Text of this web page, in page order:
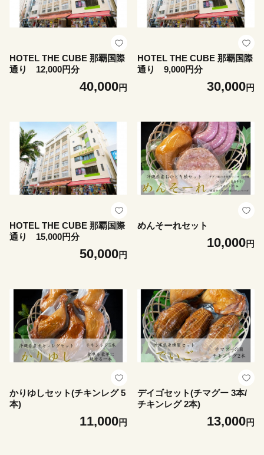
HOTEL THE CUBE 那覇国際
通り 12,000円分
40,000円
HOTEL THE CUBE 那覇国際
通り 9,000円分
30,000円
HOTEL THE CUBE 那覇国際
通り 15,000円分
50,000円
めんそーれセット
10,000円
かりゆしセット(チキンレグ 5
本)
11,000円
デイゴセット(チマグー 3本/
チキンレグ 2本)
13,000円